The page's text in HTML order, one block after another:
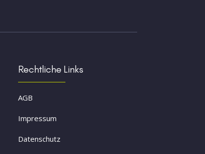
Rechtliche Links
AGB
Impressum
Datenschutz